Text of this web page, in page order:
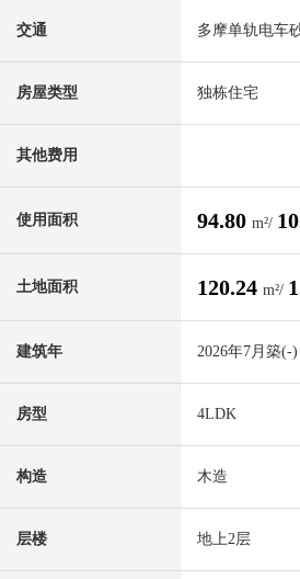
交通 多摩单轨电车
房屋类型 独栋住宅
其他费用
使用面积 94.80 m²/
土地面积 120.24 m²/
建筑年 2026年7月築(-)
房型 4LDK
构造 木造
层楼 地上2层